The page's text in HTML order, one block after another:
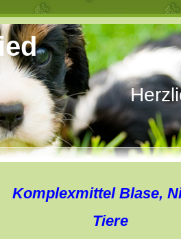
Komplexmittel Blase,
Tiere